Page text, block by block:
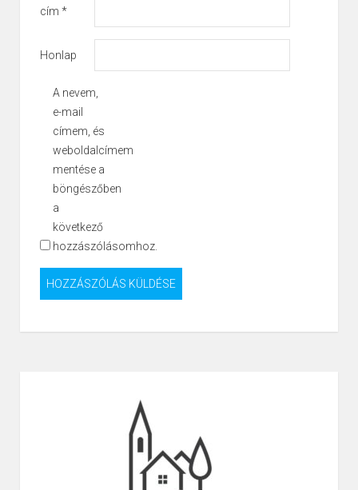
cím *
Honlap
A nevem,
e-mail
címem, és
weboldalcímem
mentése a
böngészőben
a
következő
hozzászólásomhoz.